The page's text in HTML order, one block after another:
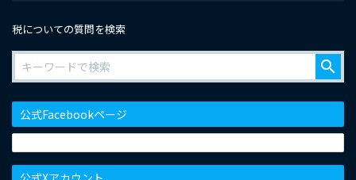
税についての質問を検索
search
公式Facebookページ